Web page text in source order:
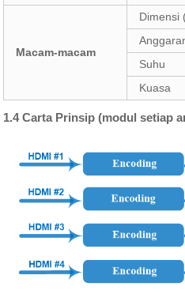
Macam-macam
Dimensi
Suhu
Kuasa
1.4 Carta Prinsip (modul setiap